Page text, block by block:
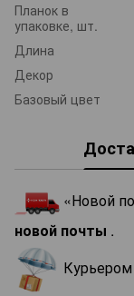
Планок в
упаковке, шт.
Длина
Декор
Базовый цвет
«Новой
новой почты .